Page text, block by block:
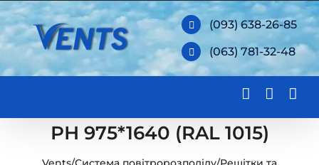
Skip
to
content
(093) 638-26-85
(063) 781-32-48
РН 975*1640 (RAL 1015)